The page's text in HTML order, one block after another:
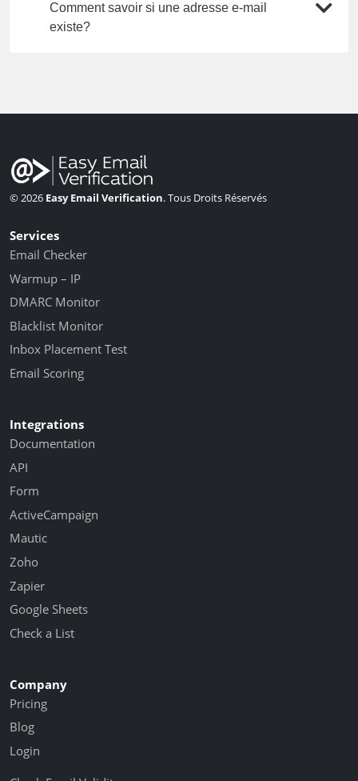
Comment savoir si une adresse e-mail
existe?
© 2026 Easy Email Verification. Tous Droits Réservés
Services
Email Checker
Warmup – IP
DMARC Monitor
Blacklist Monitor
Inbox Placement Test
Email Scoring
Integrations
Documentation
API
Form
ActiveCampaign
Mautic
Zoho
Zapier
Google Sheets
Check a List
Company
Pricing
Blog
Login